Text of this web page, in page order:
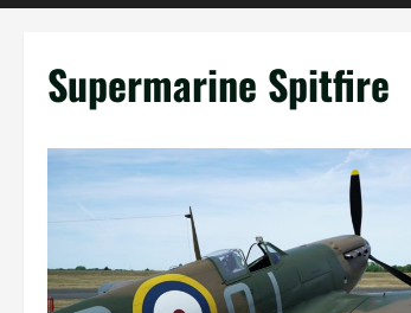
Supermarine Spitfire